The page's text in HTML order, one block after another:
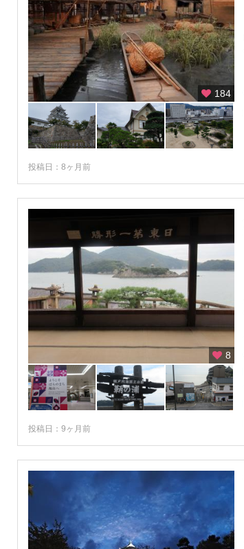
184
投稿日：8ヶ月前
8
投稿日：9ヶ月前